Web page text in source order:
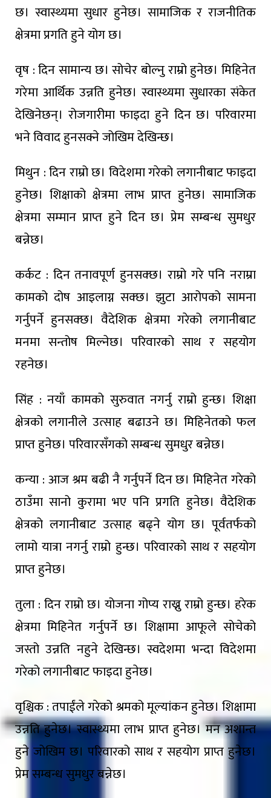
छ। स्वास्थ्यमा सुधार हुनेछ। सामाजिक र राजनीतिक
क्षेत्रमा प्रगति हुने योग छ।
वृष : दिन सामान्य छ। सोचेर बोल्नु राम्रो हुनेछ। मिहिनेत
गरेमा आर्थिक उन्नति हुनेछ। स्वास्थ्यमा सुधारका संकेत
देखिनेछन्। रोजगारीमा फाइदा हुने दिन छ। परिवारमा
भने विवाद हुनसक्ने जोखिम देखिन्छ।
मिथुन : दिन राम्रो छ। विदेशमा गरेको लगानीबाट फाइदा
हुनेछ। शिक्षाको क्षेत्रमा लाभ प्राप्त हुनेछ। सामाजिक
क्षेत्रमा सम्मान प्राप्त हुने दिन छ। प्रेम सम्बन्ध सुमधुर
बन्नेछ।
कर्कट : दिन तनावपूर्ण हुनसक्छ। राम्रो गरे पनि नराम्रा
कामको दोष आइलाग्न सक्छ। झुटा आरोपको सामना
गर्नुपर्ने हुनसक्छ। वैदेशिक क्षेत्रमा गरेको लगानीबाट
मनमा सन्तोष मिल्नेछ। परिवारको साथ र सहयोग
रहनेछ।
सिंह : नयाँ कामको सुरुवात नगर्नु राम्रो हुन्छ। शिक्षा
क्षेत्रको लगानीले उत्साह बढाउने छ। मिहिनेतको फल
प्राप्त हुनेछ। परिवारसँगको सम्बन्ध सुमधुर बन्नेछ।
कन्या : आज श्रम बढी नै गर्नुपर्ने दिन छ। मिहिनेत गरेको
ठाउँमा सानो कुरामा भए पनि प्रगति हुनेछ। वैदेशिक
क्षेत्रको लगानीबाट उत्साह बढ्ने योग छ। पूर्वतर्फको
लामो यात्रा नगर्नु राम्रो हुन्छ। परिवारको साथ र सहयोग
प्राप्त हुनेछ।
तुला : दिन राम्रो छ। योजना गोप्य राख्नु राम्रो हुन्छ। हरेक
क्षेत्रमा मिहिनेत गर्नुपर्ने छ। शिक्षामा आफूले सोचेको
जस्तो उन्नति नहुने देखिन्छ। स्वदेशमा भन्दा विदेशमा
गरेको लगानीबाट फाइदा हुनेछ।
वृश्चिक : तपाईंले गरेको श्रमको मूल्यांकन हुनेछ। शिक्षामा
उन्नति हुनेछ। स्वास्थ्यमा लाभ प्राप्त हुनेछ। मन अशान्त
हुने जोखिम छ। परिवारको साथ र सहयोग प्राप्त हुनेछ।
प्रेम सम्बन्ध सुमधुर बन्नेछ।